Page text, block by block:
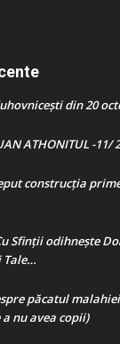
din 20
ATHONITUL -11/
construcţia
Sfinții odihnește
Tale…
păcatul
nu avea copii)